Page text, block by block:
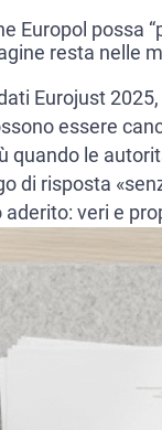
Europol possa
resta nelle
Eurojust
essere
quando le
di risposta
veri e